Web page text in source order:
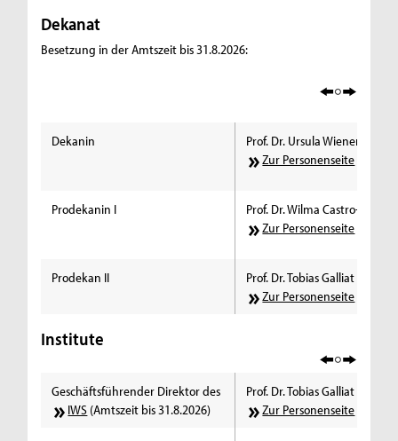
Dekanat
Besetzung in der Amtszeit bis 31.8.2026:
Dekanin
Prof. Dr. Ursula Wienen
Zur Personenseite
Prodekanin I
Prof. Dr. Wilma Castro-
Zur Personenseite
Prodekan II
Prof. Dr. Tobias Galliat
Zur Personenseite
Institute
Geschäftsführender Direktor des
IWS (Amtszeit bis 31.8.2026)
Prof. Dr. Tobias Galliat
Zur Personenseite